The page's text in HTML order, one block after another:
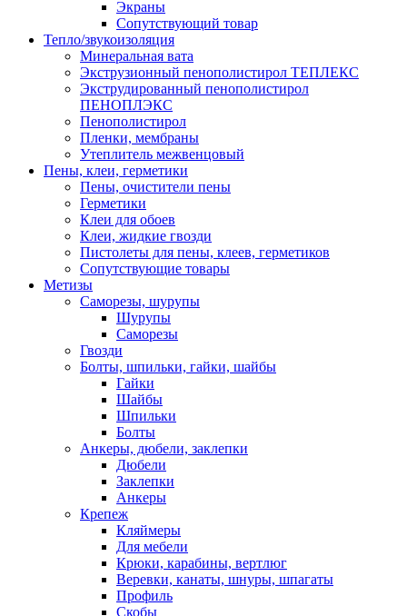
Экраны
Сопутствующий товар
Тепло/звукоизоляция
Минеральная вата
Экструзионный пенополистирол ТЕПЛЕКС
Экструдированный пенополистирол
ПЕНОПЛЭКС
Пенополистирол
Пленки, мембраны
Утеплитель межвенцовый
Пены, клеи, герметики
Пены, очистители пены
Герметики
Клеи для обоев
Клеи, жидкие гвозди
Пистолеты для пены, клеев, герметиков
Сопутствующие товары
Метизы
Саморезы, шурупы
Шурупы
Саморезы
Гвозди
Болты, шпильки, гайки, шайбы
Гайки
Шайбы
Шпильки
Болты
Анкеры, дюбели, заклепки
Дюбели
Заклепки
Анкеры
Крепеж
Кляймеры
Для мебели
Крюки, карабины, вертлюг
Веревки, канаты, шнуры, шпагаты
Профиль
Скобы